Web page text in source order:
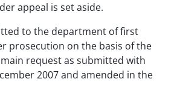
appeal is set aside.
to the department of first
prosecution on the basis of the
request as submitted with
2007 and amended in the